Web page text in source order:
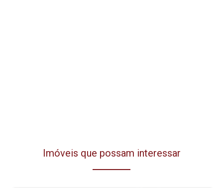
Imóveis que possam interessar